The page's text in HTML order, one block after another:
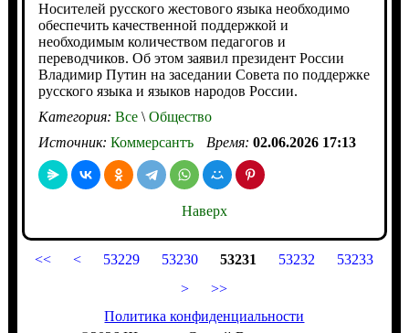
Носителей русского жестового языка необходимо
обеспечить качественной поддержкой и
необходимым количеством педагогов и
переводчиков. Об этом заявил президент России
Владимир Путин на заседании Совета по поддержке
русского языка и языков народов России.
Категория: Все\Общество
Источник: Коммерсантъ Время: 02.06.2026 17:13
Наверх
<< < 53229 53230 53231 53232
53233
>
>>
Политика конфиденциальности